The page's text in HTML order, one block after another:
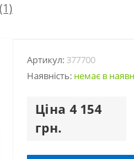
Артикул: 377700
Наявність: немає в
Цiна 4 154
грн.